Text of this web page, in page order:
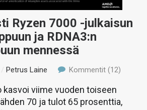
Ryzen 7000 -julkaisun
ja RDNA3:n
mennessä
/Petrus Laine Kommentit (12)
kasvoi viime vuoden toiseen
70 ja tulot 65 prosenttia,